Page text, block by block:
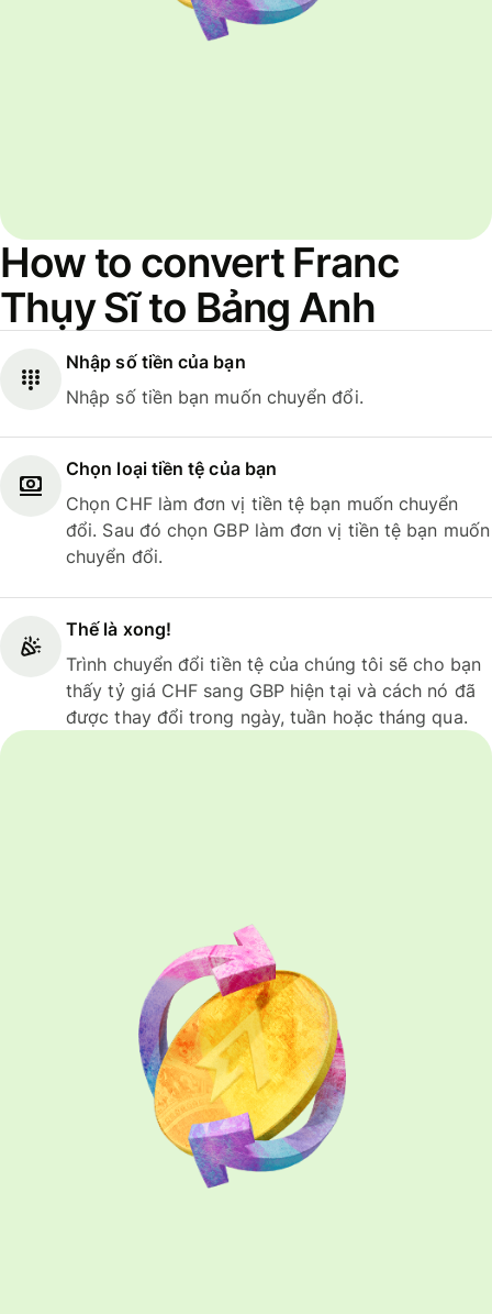
How to convert Franc
Thụy Sĩ to Bảng Anh
Nhập số tiền của bạn
Nhập số tiền bạn muốn chuyển đổi.
Chọn loại tiền tệ của bạn
Chọn CHF làm đơn vị tiền tệ bạn muốn chuyển
đổi. Sau đó chọn GBP làm đơn vị tiền tệ bạn muốn
chuyển đổi.
Thế là xong!
Trình chuyển đổi tiền tệ của chúng tôi sẽ cho bạn
thấy tỷ giá CHF sang GBP hiện tại và cách nó đã
được thay đổi trong ngày, tuần hoặc tháng qua.